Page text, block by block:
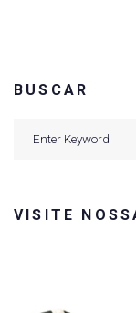
BUSCAR
VISITE